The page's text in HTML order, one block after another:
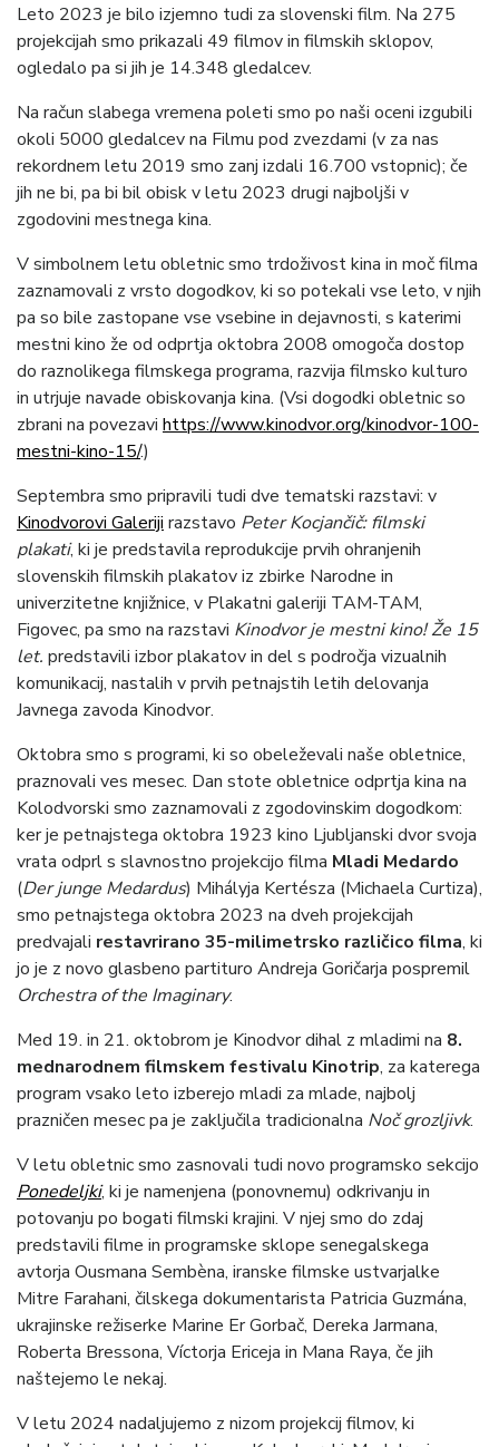
Leto 2023 je bilo izjemno tudi za slovenski film. Na 275
projekcijah smo prikazali 49 filmov in filmskih sklopov,
ogledalo pa si jih je 14.348 gledalcev.
Na račun slabega vremena poleti smo po naši oceni izgubili
okoli 5000 gledalcev na Filmu pod zvezdami (v za nas
rekordnem letu 2019 smo zanj izdali 16.700 vstopnic); če
jih ne bi, pa bi bil obisk v letu 2023 drugi najboljši v
zgodovini mestnega kina.
V simbolnem letu obletnic smo trdoživost kina in moč filma
zaznamovali z vrsto dogodkov, ki so potekali vse leto, v njih
pa so bile zastopane vse vsebine in dejavnosti, s katerimi
mestni kino že od odprtja oktobra 2008 omogoča dostop
do raznolikega filmskega programa, razvija filmsko kulturo
in utrjuje navade obiskovanja kina. (Vsi dogodki obletnic so
zbrani na povezavi https://www.kinodvor.org/kinodvor-100-
mestni-kino-15/.)
Septembra smo pripravili tudi dve tematski razstavi: v
Kinodvorovi Galeriji razstavo Peter Kocjančič: filmski
plakati, ki je predstavila reprodukcije prvih ohranjenih
slovenskih filmskih plakatov iz zbirke Narodne in
univerzitetne knjižnice, v Plakatni galeriji TAM-TAM,
Figovec, pa smo na razstavi Kinodvor je mestni kino! Že 15
let. predstavili izbor plakatov in del s področja vizualnih
komunikacij, nastalih v prvih petnajstih letih delovanja
Javnega zavoda Kinodvor.
Oktobra smo s programi, ki so obeleževali naše obletnice,
praznovali ves mesec. Dan stote obletnice odprtja kina na
Kolodvorski smo zaznamovali z zgodovinskim dogodkom:
ker je petnajstega oktobra 1923 kino Ljubljanski dvor svoja
vrata odprl s slavnostno projekcijo filma Mladi Medardo
(Der junge Medardus) Mihályja Kertésza (Michaela Curtiza),
smo petnajstega oktobra 2023 na dveh projekcijah
predvajali restavrirano 35-milimetrsko različico filma, ki
jo je z novo glasbeno partituro Andreja Goričarja pospremil
Orchestra of the Imaginary.
Med 19. in 21. oktobrom je Kinodvor dihal z mladimi na 8.
mednarodnem filmskem festivalu Kinotrip, za katerega
program vsako leto izberejo mladi za mlade, najbolj
prazničen mesec pa je zaključila tradicionalna Noč grozljivk.
V letu obletnic smo zasnovali tudi novo programsko sekcijo
Ponedeljki, ki je namenjena (ponovnemu) odkrivanju in
potovanju po bogati filmski krajini. V njej smo do zdaj
predstavili filme in programske sklope senegalskega
avtorja Ousmana Sembèna, iranske filmske ustvarjalke
Mitre Farahani, čilskega dokumentarista Patricia Guzmána,
ukrajinske režiserke Marine Er Gorbač, Dereka Jarmana,
Roberta Bressona, Víctorja Ericeja in Mana Raya, če jih
naštejemo le nekaj.
V letu 2024 nadaljujemo z nizom projekcij filmov, ki